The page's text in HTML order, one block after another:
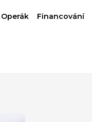
Operák Financování